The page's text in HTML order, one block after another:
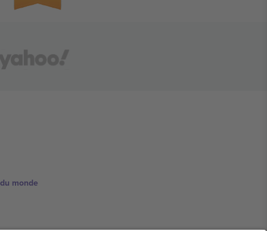
monde